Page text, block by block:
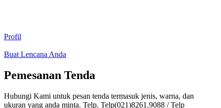
Profil
Buat Lencana Anda
Pemesanan Tenda
Hubungi Kami untuk pesan tenda termasuk jenis, warna, dan
ukuran yang anda minta. Telp. Telp(021)8261.9088 / Telp